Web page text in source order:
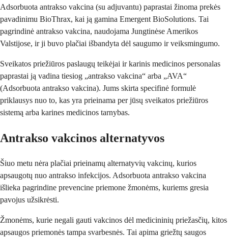
Adsorbuota antrakso vakcina (su adjuvantu) paprastai žinoma prekės
pavadinimu BioThrax, kai ją gamina Emergent BioSolutions. Tai
pagrindinė antrakso vakcina, naudojama Jungtinėse Amerikos
Valstijose, ir ji buvo plačiai išbandyta dėl saugumo ir veiksmingumo.
Sveikatos priežiūros paslaugų teikėjai ir karinis medicinos personalas
paprastai ją vadina tiesiog „antrakso vakcina“ arba „AVA“
(Adsorbuota antrakso vakcina). Jums skirta specifinė formulė
priklausys nuo to, kas yra prieinama per jūsų sveikatos priežiūros
sistemą arba karines medicinos tarnybas.
Antrakso vakcinos alternatyvos
Šiuo metu nėra plačiai prieinamų alternatyvių vakcinų, kurios
apsaugotų nuo antrakso infekcijos. Adsorbuota antrakso vakcina
išlieka pagrindine prevencine priemone žmonėms, kuriems gresia
pavojus užsikrėsti.
Žmonėms, kurie negali gauti vakcinos dėl medicininių priežasčių, kitos
apsaugos priemonės tampa svarbesnės. Tai apima griežtų saugos